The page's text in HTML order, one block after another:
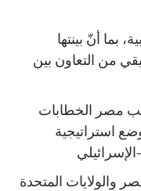
بما أنّ بينتها
من التعاون بين
مصر الخطابات
استراتيجية
والولايات المتحدة